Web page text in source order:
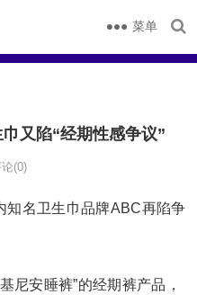
菜单
又陷“经期性感争议”
(0)
知名卫生巾品牌ABC再陷争
尼安睡裤”的经期裤产品，